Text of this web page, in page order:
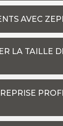
AVEC
LA TAILLE